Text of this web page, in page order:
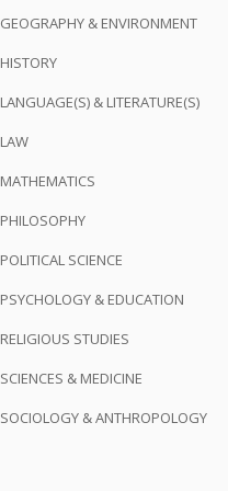
GEOGRAPHY & ENVIRONMENT
HISTORY
LANGUAGE(S) & LITERATURE(S)
LAW
MATHEMATICS
PHILOSOPHY
POLITICAL SCIENCE
PSYCHOLOGY & EDUCATION
RELIGIOUS STUDIES
SCIENCES & MEDICINE
SOCIOLOGY & ANTHROPOLOGY